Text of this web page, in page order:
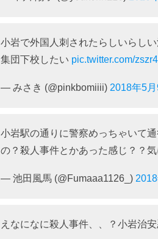
小岩で外国人刺されたらしいらし
集団下校したい pic.twitter.com/
— みさき (@pinkbomiiii) 2018年5月
小岩駅の通りに警察めっちゃいて
の？殺人事件とかあった感じ？？
— 池田風馬 (@Fumaaa1126_)
えなになに殺人事件、、？小岩治